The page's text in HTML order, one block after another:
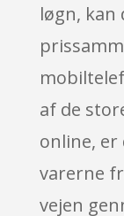
løgn, kan
af de
online,
varerne
vejen